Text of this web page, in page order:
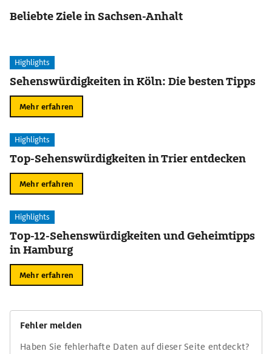
Beliebte Ziele in Sachsen-Anhalt
Highlights
Sehenswürdigkeiten in Köln: Die besten Tipps
Mehr erfahren
Highlights
Top-Sehenswürdigkeiten in Trier entdecken
Mehr erfahren
Highlights
Top-12-Sehenswürdigkeiten und Geheimtipps
in Hamburg
Mehr erfahren
Fehler melden
Haben Sie fehlerhafte Daten auf dieser Seite entdeckt?